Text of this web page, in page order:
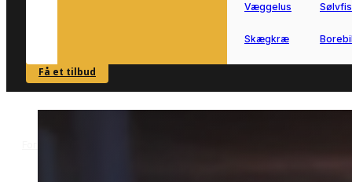
SE OVERSIGT
Væggelus
Skægkræ
Få et tilbud